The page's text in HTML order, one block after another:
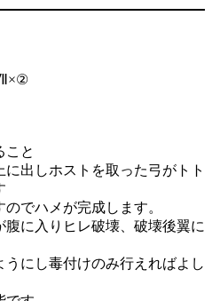
Ⅶ×②
こと
出しホストを取った弓がトト
でハメが完成します。
に入りヒレ破壊、破壊後翼に
にし毒付けのみ行えればよし